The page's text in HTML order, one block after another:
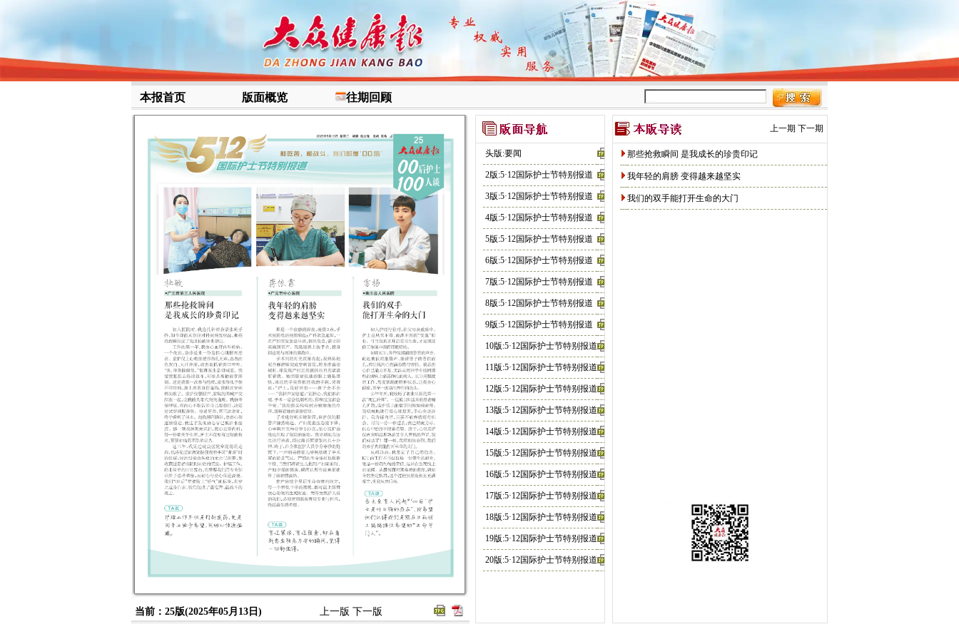
本报首页 版面概览 往期回顾
当前：25版(2025年05月13日) 上一版 下一版
头版:要闻
2版:5·12国际护士节特别报道
3版:5·12国际护士节特别报道
4版:5·12国际护士节特别报道
5版:5·12国际护士节特别报道
6版:5·12国际护士节特别报道
7版:5·12国际护士节特别报道
8版:5·12国际护士节特别报道
9版:5·12国际护士节特别报道
10版:5·12国际护士节特别报道
11版:5·12国际护士节特别报道
12版:5·12国际护士节特别报道
13版:5·12国际护士节特别报道
14版:5·12国际护士节特别报道
15版:5·12国际护士节特别报道
16版:5·12国际护士节特别报道
17版:5·12国际护士节特别报道
18版:5·12国际护士节特别报道
19版:5·12国际护士节特别报道
20版:5·12国际护士节特别报道
23版:5·12国际护士节特别报道
上一期 下一期
那些抢救瞬间 是我成长的珍贵印记
我年轻的肩膀 变得越来越坚实
我们的双手能打开生命的大门